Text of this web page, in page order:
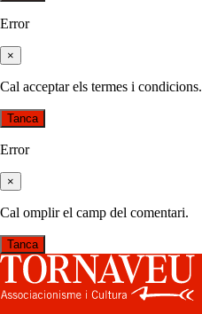
Error
×
Cal acceptar els termes i condicions.
Tanca
Error
×
Cal omplir el camp del comentari.
Tanca